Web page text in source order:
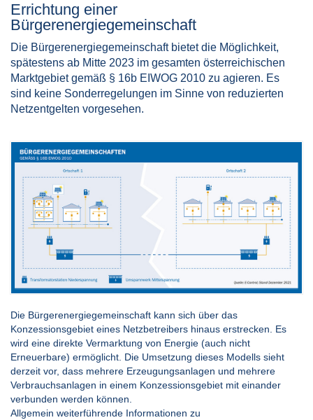
Errichtung einer
Bürgerenergiegemeinschaft
Die Bürgerenergiegemeinschaft bietet die Möglichkeit,
spätestens ab Mitte 2023 im gesamten österreichischen
Marktgebiet gemäß § 16b EIWOG 2010 zu agieren. Es
sind keine Sonderregelungen im Sinne von reduzierten
Netzentgelten vorgesehen.
Die Bürgerenergiegemeinschaft kann sich über das
Konzessionsgebiet eines Netzbetreibers hinaus erstrecken. Es
wird eine direkte Vermarktung von Energie (auch nicht
Erneuerbare) ermöglicht. Die Umsetzung dieses Modells sieht
derzeit vor, dass mehrere Erzeugungsanlagen und mehrere
Verbrauchsanlagen in einem Konzessionsgebiet mit einander
verbunden werden können.
Allgemein weiterführende Informationen zu